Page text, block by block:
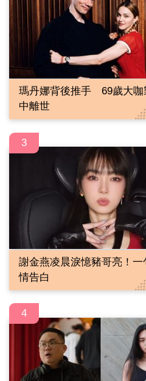
瑪丹娜背後推手 69歲大咖
中離世
3
謝金燕凌晨淚憶豬哥亮！一
情告白
4